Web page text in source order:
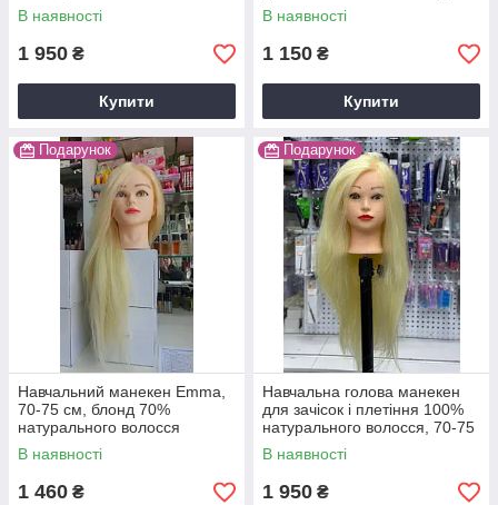
В наявності
1 950 ₴
Купити
В наявності
1 150 ₴
Купити
Подарунок
Навчальний манекен Emma,
70-75 см, блонд 70%
натурального волосся
В наявності
1 460 ₴
Подарунок
Навчальна голова манекен
для зачісок і плетіння 100%
натурального волосся, 70-75
см, блонд Y-13-Q19
В наявності
1 950 ₴